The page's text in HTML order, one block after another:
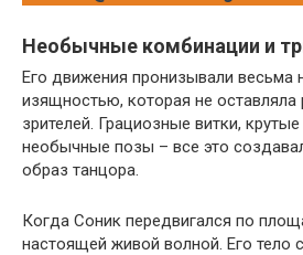
Необычные комбинации и
Его движения пронизывали весьма
изящностью, которая не
зрителей. Грациозные витки,
необычные позы – все это
образ танцора.
Когда Соник передвигался по
настоящей живой волной. Его тело